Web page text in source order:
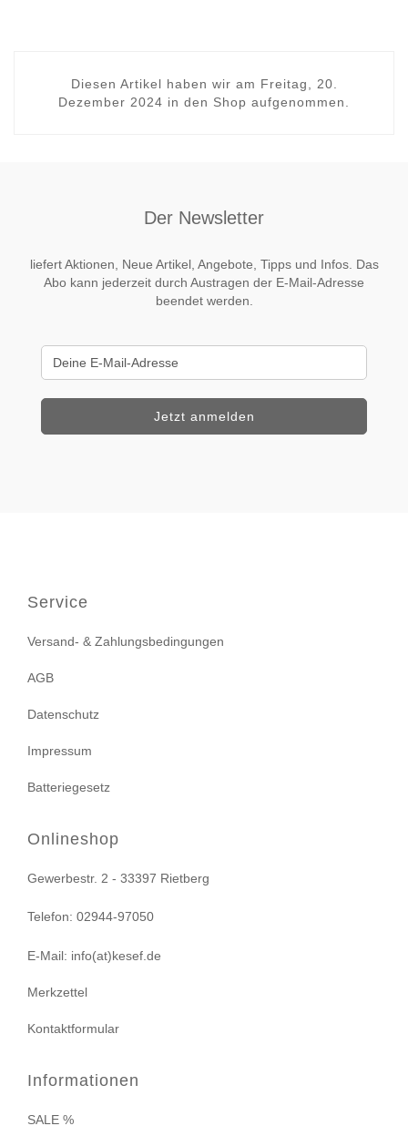
Diesen Artikel haben wir am Freitag, 20.
Dezember 2024 in den Shop aufgenommen.
Der Newsletter
liefert Aktionen, Neue Artikel, Angebote, Tipps und Infos. Das
Abo kann jederzeit durch Austragen der E-Mail-Adresse
beendet werden.
Service
Versand- & Zahlungsbedingungen
AGB
Datenschutz
Impressum
Batteriegesetz
Onlineshop
Gewerbestr. 2 - 33397 Rietberg
Telefon: 02944-97050
E-Mail: info(at)kesef.de
Merkzettel
Kontaktformular
Informationen
SALE %